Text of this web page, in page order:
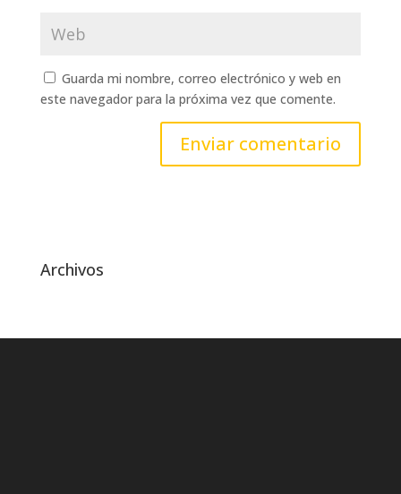
Guarda mi nombre, correo electrónico y web en
este navegador para la próxima vez que comente.
Archivos